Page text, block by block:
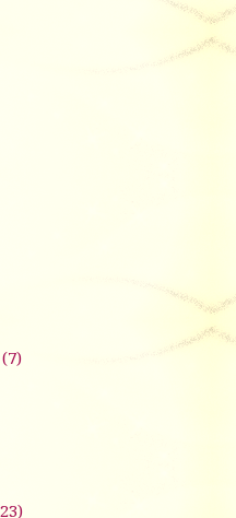
(7)